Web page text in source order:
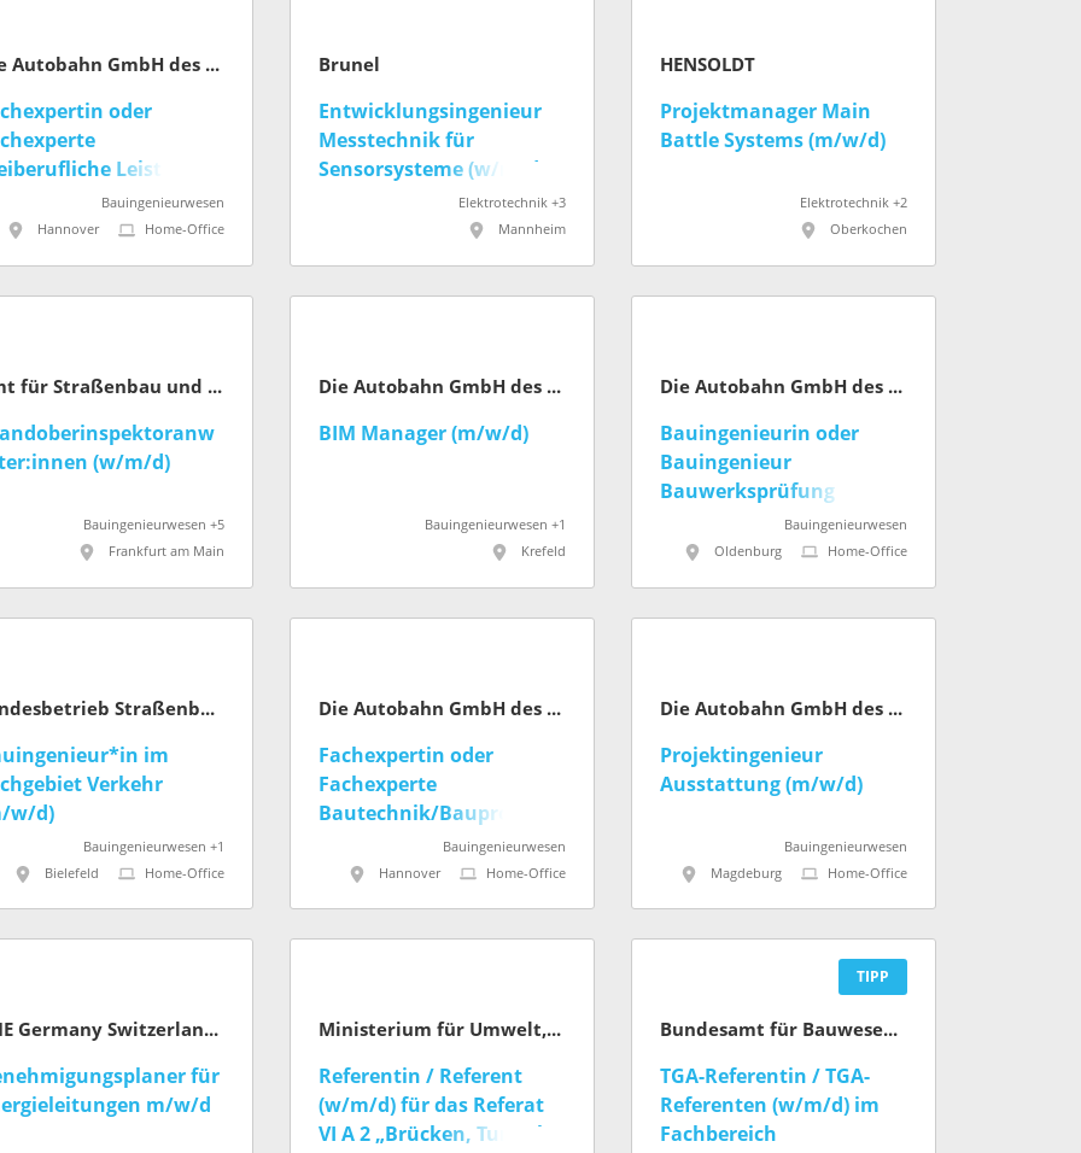
Die Autobahn GmbH des Bundes
oder
Leistungen
Bauingenieurwesen
Hannover
Home-Office
Brunel
Entwicklungsingenieur
Messtechnik für
Sensorsysteme (w/m/d)
Elektrotechnik +3
Mannheim
HENSOLDT
Projektmanager Main
Battle Systems (m/w/d)
Elektrotechnik +2
Oberkochen
Amt für Straßenbau und Erschließung (Stadt Frankfurt am Main)
(w/m/d)
Bauingenieurwesen +5
Frankfurt am Main
Die Autobahn GmbH des Bundes
BIM Manager (m/w/d)
Bauingenieurwesen +1
Krefeld
Die Autobahn GmbH des Bundes
Bauingenieurin oder
Bauingenieur
Bauwerksprüfung
Oldenburg (w/m/d)Bauingenieurwesen
Oldenburg
Home-Office
Landesbetrieb Straßenbau Nordrhein-Westfalen
im
Verkehr
w/d)
Bauingenieurwesen +1
Bielefeld
Home-Office
Die Autobahn GmbH des Bundes
Fachexpertin oder
Fachexperte
Bautechnik/Bauprozess
Bauingenieurwesen
Hannover
Home-Office
Die Autobahn GmbH des Bundes
Projektingenieur
Ausstattung (m/w/d)
Bauingenieurwesen
Magdeburg
Home-Office
SPIE Germany Switzerland Austria GmbH
für
m/w/d
Ministerium für Umwelt, Naturschutz und Verkehr des Landes Nordrhein-Westfalen
Referentin / Referent
(w/m/d) für das Referat
VI A 2 „Brücken, Tunnel
TIPP
Bundesamt für Bauwesen und Raumordnung (BBR)
TGA-Referentin / TGA-
Referenten (w/m/d) im
Fachbereich